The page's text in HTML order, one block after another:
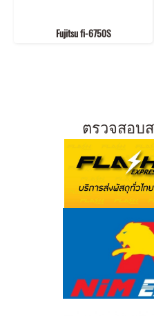
Fujitsu fi-6750S
ตรวจสอบ